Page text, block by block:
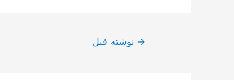
→ نوشته قبل